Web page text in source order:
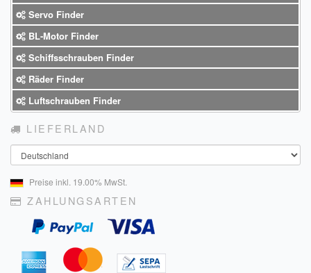
Servo Finder
BL-Motor Finder
Schiffsschrauben Finder
Räder Finder
Luftschrauben Finder
LIEFERLAND
Land
Preise inkl. 19.00% MwSt.
ZAHLUNGSARTEN